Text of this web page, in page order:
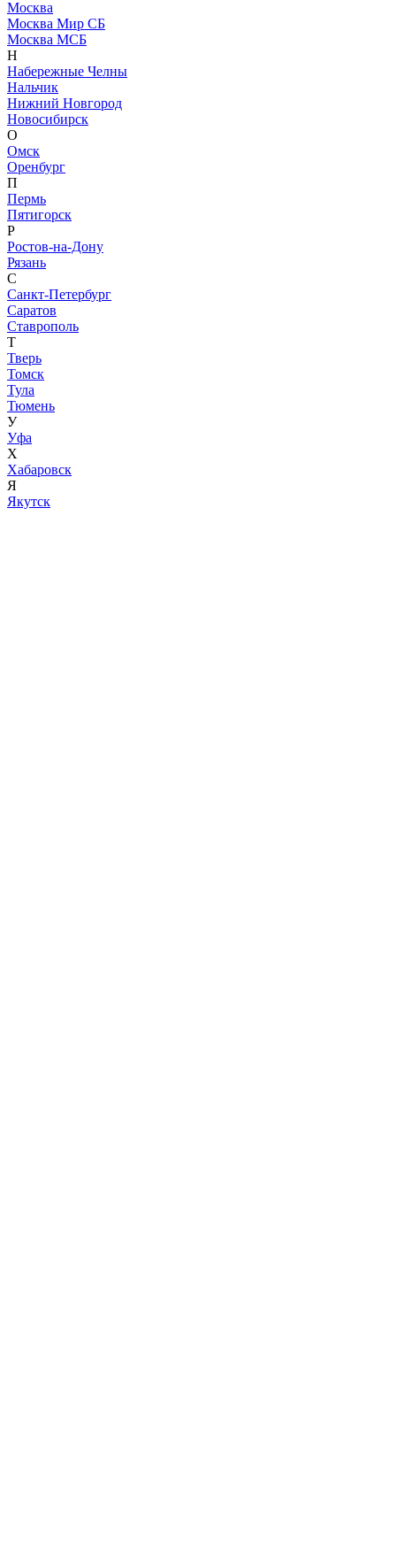
Москва
Москва Мир СБ
Москва МСБ
Н
Набережные Челны
Нальчик
Нижний Новгород
Новосибирск
О
Омск
Оренбург
П
Пермь
Пятигорск
Р
Ростов-на-Дону
Рязань
С
Санкт-Петербург
Саратов
Ставрополь
Т
Тверь
Томск
Тула
Тюмень
У
Уфа
Х
Хабаровск
Я
Якутск